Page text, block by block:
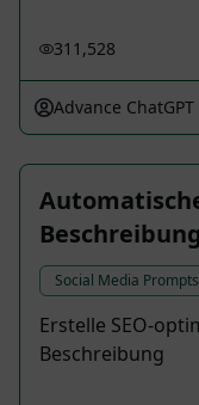
311,528
Advance
Social Media Prompts
Erstelle SEO-
Beschreibung